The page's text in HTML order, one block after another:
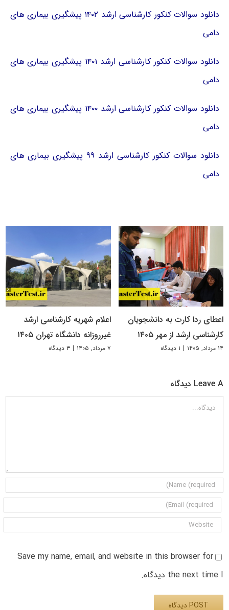
دانلود سوالات کنکور کارشناسی ارشد ۱۴۰۲ پیشگیری بیماری های
دامی
دانلود سوالات کنکور کارشناسی ارشد ۱۴۰۱ پیشگیری بیماری های
دامی
دانلود سوالات کنکور کارشناسی ارشد ۱۴۰۰ پیشگیری بیماری های
دامی
دانلود سوالات کنکور کارشناسی ارشد ۹۹ پیشگیری بیماری های
دامی
اعطای ردا کارت به دانشجویان
کارشناسی ارشد از مهر ۱۴۰۵
۱۴ مرداد, ۱۴۰۵ | ۱ دیدگاه
اعلام شهریه کارشناسی ارشد
غیرروزانه دانشگاه تهران ۱۴۰۵
۷ مرداد, ۱۴۰۵ | ۳ دیدگاه
Leave A دیدگاه
دیدگاه
Save my name, email, and website in this browser for
the next time I دیدگاه.